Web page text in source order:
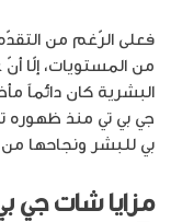
فعلى الرّغم من
من المستويات، إلّا
البشرية كان دائماً
جي بي تي منذ ظهوره
بي للبشر ونجاحها
مزايا شات جي